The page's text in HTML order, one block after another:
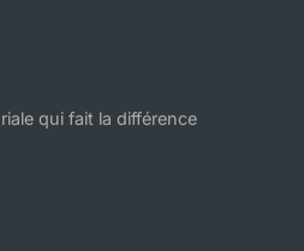
qui fait la différence